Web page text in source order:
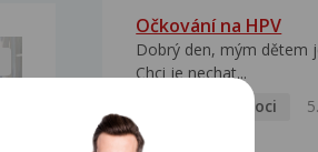
Očkování na HPV
Dobrý den, mým dětem
Chci je nechat...
Pohlavní nemoci